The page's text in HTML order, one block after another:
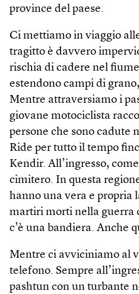
province del paese.
Ci mettiamo in viaggio
tragitto è davvero
rischia di cadere nel
estendono campi di
Mentre attraversiamo i
giovane motociclista
persone che sono cadute
Ride per tutto il tempo
Kendir. All’ingresso,
cimitero. In questa
hanno una vera e propria
martiri morti nella guerra
c’è una bandiera. Anche
Mentre ci avviciniamo al
telefono. Sempre
pashtun con un turbante